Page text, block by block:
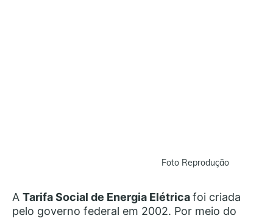
Foto Reprodução
A Tarifa Social de Energia Elétricafoi criada
pelo governo federal em 2002. Por meio do